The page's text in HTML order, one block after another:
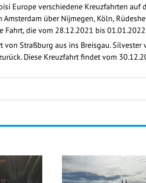
Europe verschiedene Kreuzfahrten
Amsterdam über Nijmegen, Köln,
Fahrt, die vom 28.12.2021 bis
von Straßburg aus ins Breisgau.
Diese Kreuzfahrt findet vom